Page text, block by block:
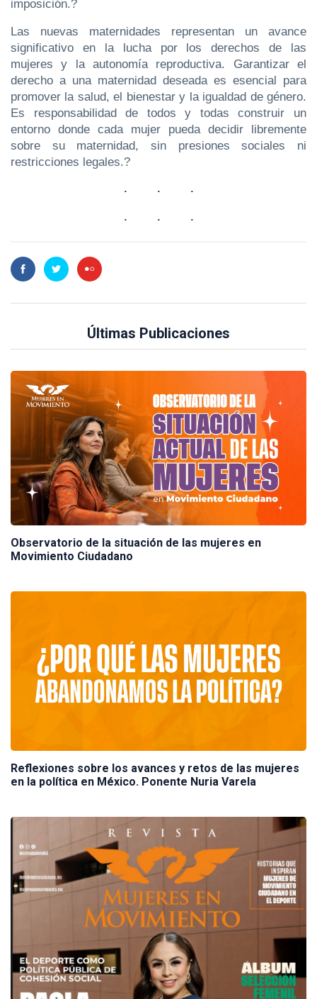
imposición.?
Las nuevas maternidades representan un avance
significativo en la lucha por los derechos de las
mujeres y la autonomía reproductiva. Garantizar el
derecho a una maternidad deseada es esencial para
promover la salud, el bienestar y la igualdad de género.
Es responsabilidad de todos y todas construir un
entorno donde cada mujer pueda decidir libremente
sobre su maternidad, sin presiones sociales ni
restricciones legales.?
Últimas Publicaciones
Observatorio de la situación de las mujeres en
Movimiento Ciudadano
Reflexiones sobre los avances y retos de las mujeres
en la política en México. Ponente Nuria Varela